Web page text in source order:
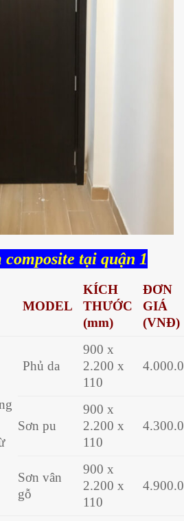
tại quận 1
MODEL
KÍCH
THƯỚC
(mm)
ĐƠN
GIÁ
(VNĐ)
Phủ da
900 x
2.200 x
110
Sơn pu
900 x
2.200 x
110
Sơn vân
gỗ
900 x
2.200 x
110